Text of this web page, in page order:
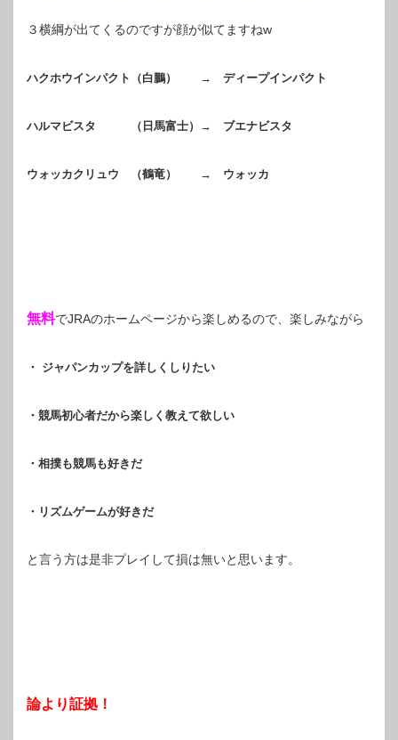
３横綱が出てくるのですが顔が似てますねw
ハクホウインパクト（白鵬） → ディープインパクト
ハルマビスタ （日馬富士）→ ブエナビスタ
ウォッカクリュウ （鶴竜） → ウォッカ
無料でJRAのホームページから楽しめるので、楽しみながら
・ ジャパンカップを詳しくしりたい
・競馬初心者だから楽しく教えて欲しい
・相撲も競馬も好きだ
・リズムゲームが好きだ
と言う方は是非プレイして損は無いと思います。
論より証拠！